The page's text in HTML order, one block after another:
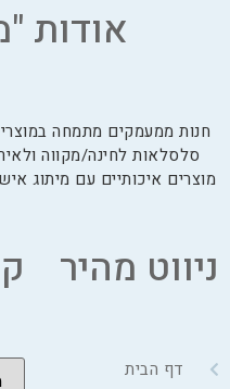
אודות
חנות ממעמקים מתמחה
סלסלאות לחינה/מקווה
מוצרים איכותיים עם מיתוג
ניווט מהיר
דף הבית